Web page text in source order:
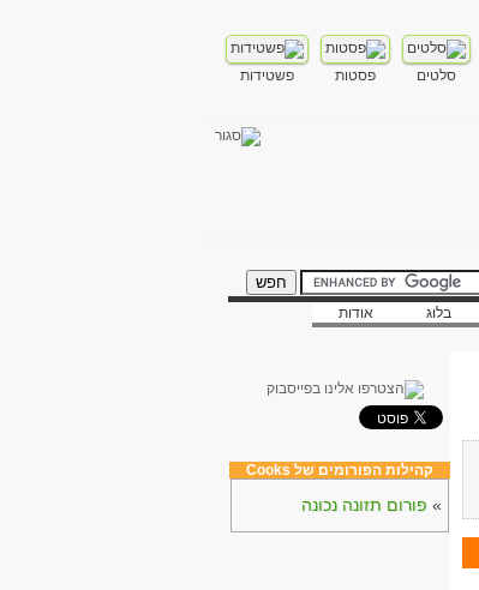
סלטים פסטות פשטידות
בלוג
אודות
קהילות הפורומים של Cooks
» פורום תזונה נכונה